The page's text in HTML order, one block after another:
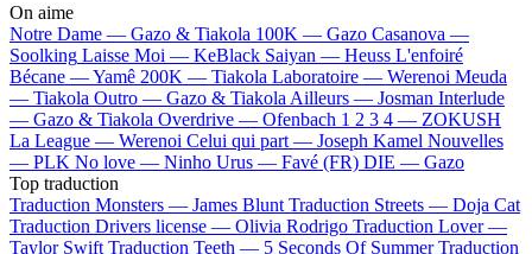
On aime
Notre Dame — Gazo & Tiakola 100K — Gazo Casanova —
Soolking Laisse Moi — KeBlack Saiyan — Heuss L'enfoiré
Bécane —Yamê 200K — Tiakola Laboratoire — Werenoi Meuda
— Tiakola Outro — Gazo & Tiakola Ailleurs — Josman Interlude
— Gazo & Tiakola Overdrive — Ofenbach 1 2 3 4 — ZOKUSH
La League — Werenoi Celui qui part — Joseph Kamel Nouvelles
— PLK No love — Ninho Urus — Favé (FR) DIE — Gazo
Top traduction
Traduction Monsters — James Blunt Traduction Streets — Doja Cat
Traduction Drivers license — Olivia Rodrigo Traduction Lover —
Taylor Swift Traduction Teeth — 5 Seconds Of Summer Traduction